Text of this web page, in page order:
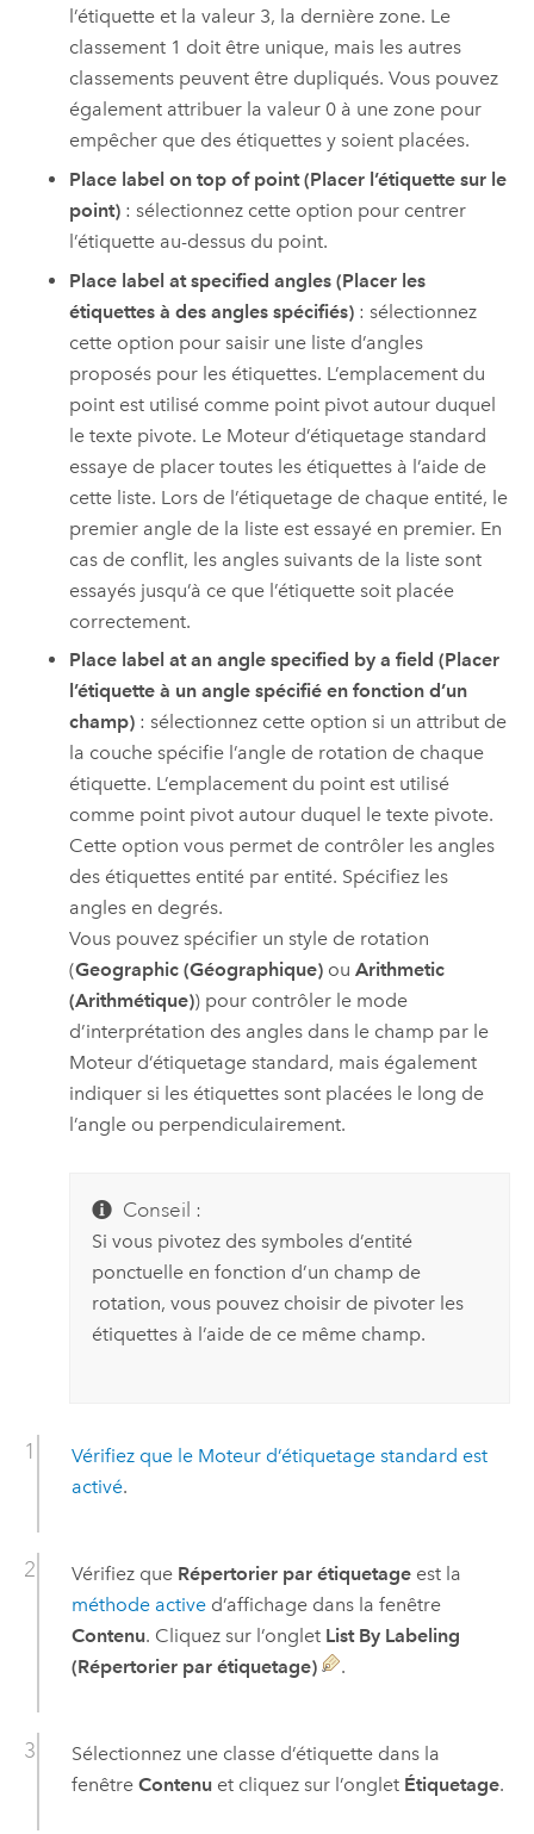
l’étiquette et la valeur 3, la dernière zone. Le
classement 1 doit être unique, mais les autres
classements peuvent être dupliqués. Vous pouvez
également attribuer la valeur 0 à une zone pour
empêcher que des étiquettes y soient placées.
Place label on top of point (Placer l’étiquette sur le
point) : sélectionnez cette option pour centrer
l’étiquette au-dessus du point.
Place label at specified angles (Placer les
étiquettes à des angles spécifiés) : sélectionnez
cette option pour saisir une liste d’angles
proposés pour les étiquettes. L’emplacement du
point est utilisé comme point pivot autour duquel
le texte pivote. Le Moteur d’étiquetage standard
essaye de placer toutes les étiquettes à l’aide de
cette liste. Lors de l’étiquetage de chaque entité, le
premier angle de la liste est essayé en premier. En
cas de conflit, les angles suivants de la liste sont
essayés jusqu’à ce que l’étiquette soit placée
correctement.
Place label at an angle specified by a field (Placer
l’étiquette à un angle spécifié en fonction d’un
champ) : sélectionnez cette option si un attribut de
la couche spécifie l’angle de rotation de chaque
étiquette. L’emplacement du point est utilisé
comme point pivot autour duquel le texte pivote.
Cette option vous permet de contrôler les angles
des étiquettes entité par entité. Spécifiez les
angles en degrés.
Vous pouvez spécifier un style de rotation
(Geographic (Géographique) ouArithmetic
(Arithmétique)) pour contrôler le mode
d’interprétation des angles dans le champ par le
Moteur d’étiquetage standard, mais également
indiquer si les étiquettes sont placées le long de
l’angle ou perpendiculairement.
Conseil :
Si vous pivotez des symboles d’entité
ponctuelle en fonction d’un champ de
rotation, vous pouvez choisir de pivoter les
étiquettes à l’aide de ce même champ.
Vérifiez que le Moteur d’étiquetage standard est
activé.
Vérifiez que Répertorier par étiquetageest la
méthode actived’affichage dans la fenêtre
Contenu. Cliquez sur l’onglet List By Labeling
(Répertorier par étiquetage)
.
Sélectionnez une classe d’étiquette dans la
fenêtre Contenuet cliquez sur l’onglet Étiquetage.